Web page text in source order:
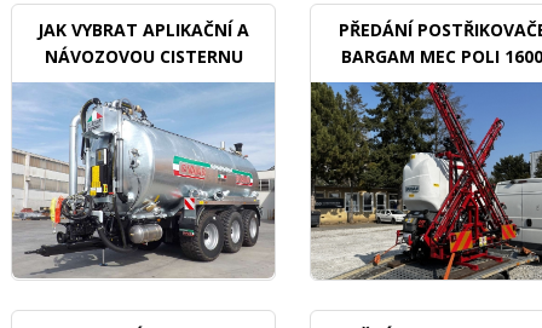
JAK VYBRAT APLIKAČNÍ A
NÁVOZOVOU CISTERNU
PŘEDÁNÍ
BARGAM MEC POLI 1600
BDX